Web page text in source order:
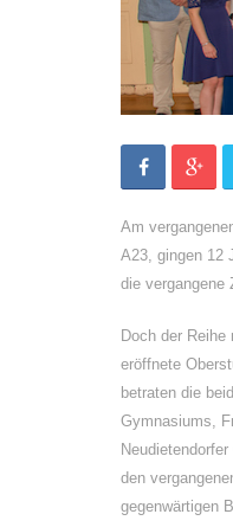
Am
A23, gingen 12
die vergangene
Doch der
eröffnete
betraten die
Gymnasiums,
den
gegenwärtigen